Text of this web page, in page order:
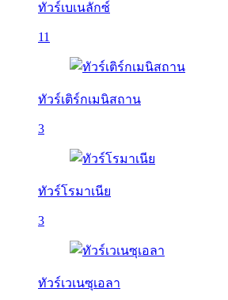
ทัวร์เบเนลักซ์
11
ทัวร์เติร์กเมนิสถาน
3
ทัวร์โรมาเนีย
3
ทัวร์เวเนซุเอลา